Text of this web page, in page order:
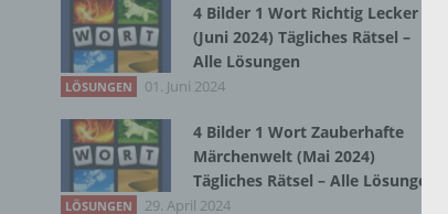
4 Bilder 1 Wort Richtig Lecker
(Juni 2024) Tägliches Rätsel –
Alle Lösungen
LÖSUNGEN 01. Juni 2024
4 Bilder 1 Wort Zauberhafte
Märchenwelt (Mai 2024)
Tägliches Rätsel – Alle Lösungen
LÖSUNGEN 29. April 2024